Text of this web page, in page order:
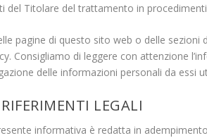
del Titolare del trattamento in
pagine di questo sito web o delle
Consigliamo di leggere con attenzione
delle informazioni personali da essi
LEGALI
informativa è redatta in